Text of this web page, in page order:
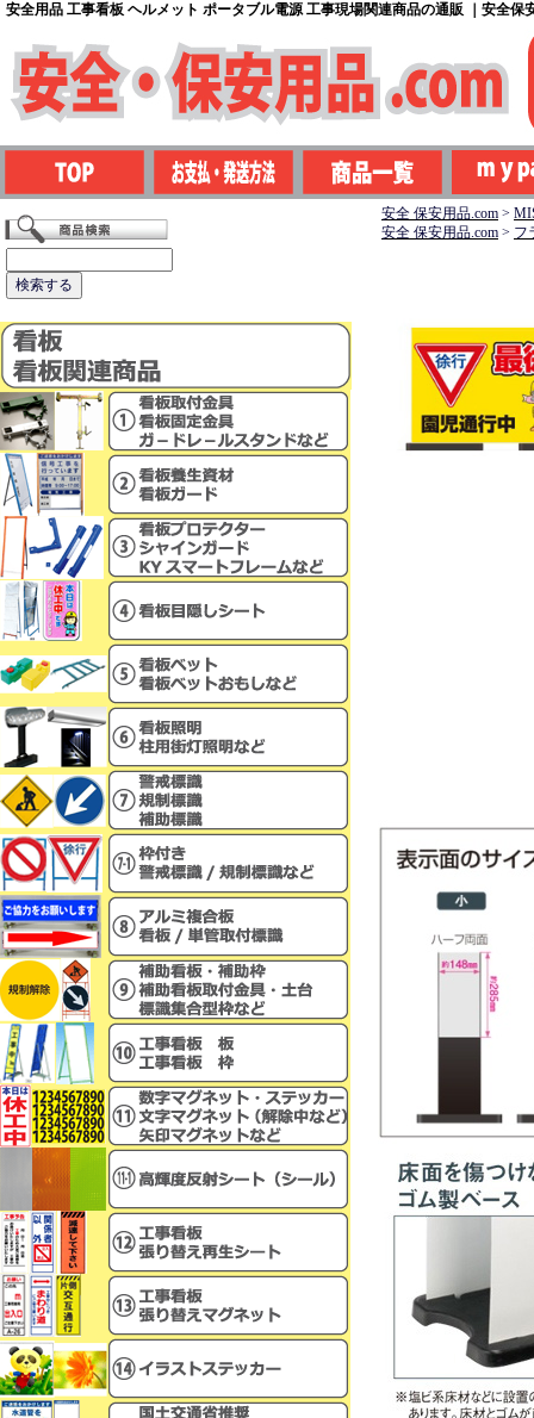
安全用品 工事看板 ヘルメット ポータブル電源 工事現場関連商品の通販 ｜安全保
安全 保安用品.com >
安全 保安用品.com > フ